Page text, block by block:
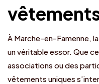
À Marche-en-Famenne,
un véritable essor. Que
associations ou des
vêtements uniques